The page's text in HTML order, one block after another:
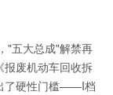
"五大总成"解禁再
报废机动车回收拆
了硬性门槛——I档